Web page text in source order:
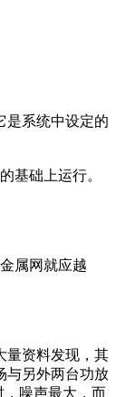
是系统中设定的
基础上运行。
属网就应越
量资料发现，其
与另外两台功放
，噪声最大，而